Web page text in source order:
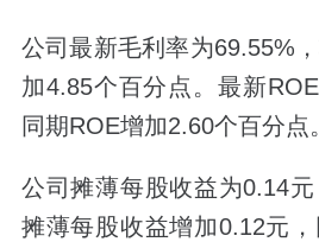
公司最新毛利率为69.55%
加4.85个百分点。最新
同期ROE增加2.60个百分点。
公司摊薄每股收益为0.14
摊薄每股收益增加0.12元